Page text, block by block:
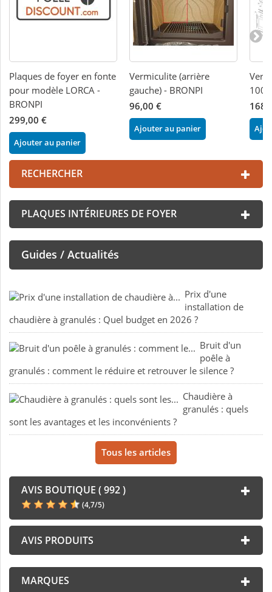
Plaques de foyer en fonte
pour modèle LORCA -
BRONPI
299,00 €
Ajouter au panier
Vermiculite (arrière
gauche) - BRONPI
96,00 €
Ajouter au panier
100
RECHERCHER
PLAQUES INTÉRIEURES DE FOYER
Guides / Actualités
Prix d'une
installation de
chaudière à granulés : Quel budget en 2026 ?
Bruit d'un
poêle à
granulés : comment le réduire et retrouver le silence ?
Chaudière à
granulés : quels
sont les avantages et les inconvénients ?
Tous les articles
AVIS BOUTIQUE ( 992 )
(4,7/5)
AVIS PRODUITS
MARQUES